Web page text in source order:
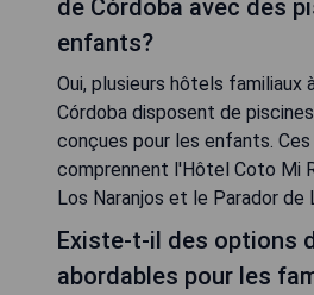
de Córdoba avec des
enfants?
Oui, plusieurs hôtels familiaux
Córdoba disposent de
conçues pour les enfants.
comprennent l'Hôtel Coto Mi
Los Naranjos et le Parador de
Existe-t-il des options
abordables pour les